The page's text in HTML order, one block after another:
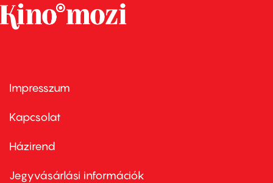
Footer
first
Impresszum
Kapcsolat
Footer
second
Házirend
Jegyvásárlási információk